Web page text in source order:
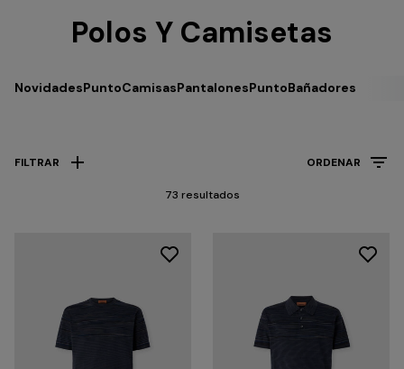
Polos Y Camisetas
NovidadesPuntoCamisasPantalonesPuntoBañadores
FILTRAR ORDENAR
73 resultados
Vestidos
Edit
Regalos
Prendas
punto
para